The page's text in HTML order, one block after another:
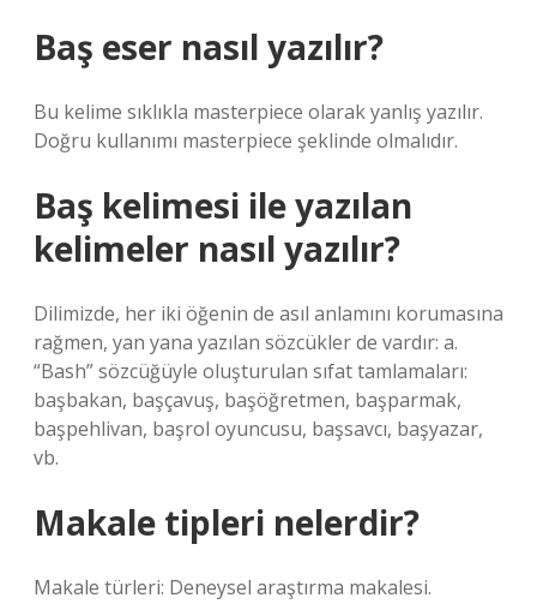
Baş eser nasıl yazılır?
Bu kelime sıklıkla masterpiece olarak yanlış yazılır.
Doğru kullanımı masterpiece şeklinde olmalıdır.
Baş kelimesi ile yazılan
kelimeler nasıl yazılır?
Dilimizde, her iki öğenin de asıl anlamını korumasına
rağmen, yan yana yazılan sözcükler de vardır: a.
“Bash” sözcüğüyle oluşturulan sıfat tamlamaları:
başbakan, başçavuş, başöğretmen, başparmak,
başpehlivan, başrol oyuncusu, başsavcı, başyazar,
vb.
Makale tipleri nelerdir?
Makale türleri: Deneysel araştırma makalesi.